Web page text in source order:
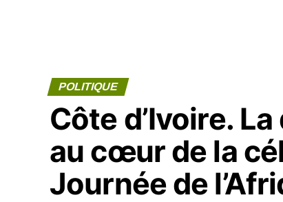
POLITIQUE
Côte d’Ivoire.
au cœur de la
Journée de